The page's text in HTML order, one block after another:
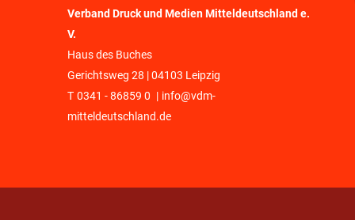
Verband Druck und Medien Mitteldeutschland e.
V.
Haus des Buches
Gerichtsweg 28 | 04103 Leipzig
T 0341 - 86859 0 | info@vdm-
mitteldeutschland.de